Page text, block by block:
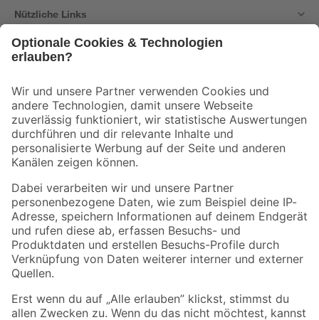
Nützliche Links
Der toom Newsletter: Keine Angebote und Aktionen mehr verpassen!
Zur Newsletter Anmeldung
Folge uns
Zahlungsarten Versandarten
Sicher einkaufen